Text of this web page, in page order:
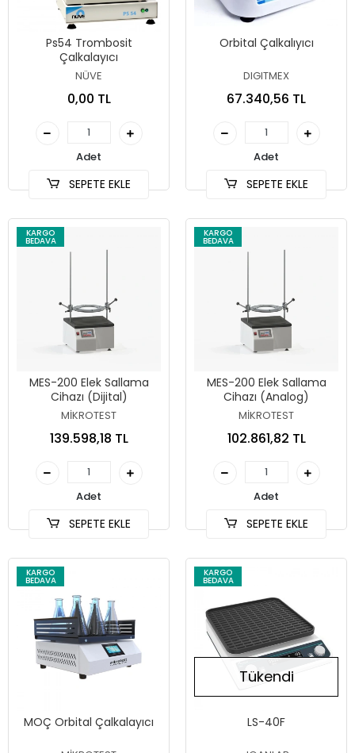
Ps54 Trombosit
Çalkalayıcı
NÜVE
0,00 TL
Adet
SEPETE EKLE
Orbital Çalkalıyıcı
DIGITMEX
67.340,56 TL
Adet
SEPETE EKLE
KARGO
BEDAVA
MES-200 Elek Sallama
Cihazı (Dijital)
MİKROTEST
139.598,18 TL
Adet
SEPETE EKLE
KARGO
BEDAVA
MES-200 Elek Sallama
Cihazı (Analog)
MİKROTEST
102.861,82 TL
Adet
SEPETE EKLE
KARGO
BEDAVA
MOÇ Orbital Çalkalayıcı
KARGO
BEDAVA
Tükendi
LS-40F